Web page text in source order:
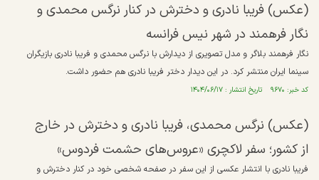
(عکس) فریبا نادری و دخترش در کنار نرگس محمدی و
نگار فرهمند در شهر نیس فرانسه
نگار فرهمند بلاگر و مدل تصویری از دیدارش با نرگس محمدی و فریبا نادری بازیگران
سینما ایران منتشر کرد. در این دیدار دختر فریبا نادری هم حضور داشت.
کد خبر: ۹۶۷۰ تاریخ انتشار : ۱۴۰۴/۰۶/۱۷
(عکس) نرگس محمدی، فریبا نادری و دخترش در خارج
از کشور؛ سفر لاکچری «عروس‌های حشمت فردوس»
فریبا نادری با انتشار عکسی از این سفر در صفحه شخصی خود در کنار دخترش و